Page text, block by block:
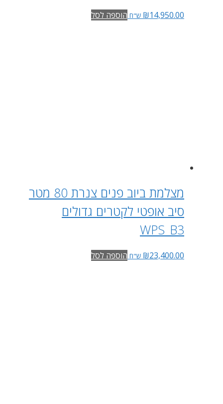
₪14,950.00 ש"ח הוספה לסל
מצלמת ביוב פנים צנרת 80 מטר
סיב אופטי לקטרים גדולים
WPS_B3
₪23,400.00 ש"ח הוספה לסל